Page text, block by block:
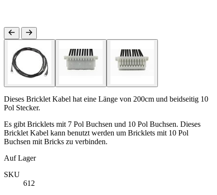
Dieses Bricklet Kabel hat eine Länge von 200cm und beidseitig 10
Pol Stecker.
Es gibt Bricklets mit 7 Pol Buchsen und 10 Pol Buchsen. Dieses
Bricklet Kabel kann benutzt werden um Bricklets mit 10 Pol
Buchsen mit Bricks zu verbinden.
Auf Lager
SKU
612